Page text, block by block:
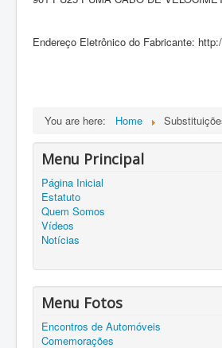
Endereço Eletrônico do Fabricante:
You are here: Home
Menu Principal
Página Inicial
Estatuto
Quem Somos
Vídeos
Notícias
Menu Fotos
Encontros de Automóveis
Comemorações